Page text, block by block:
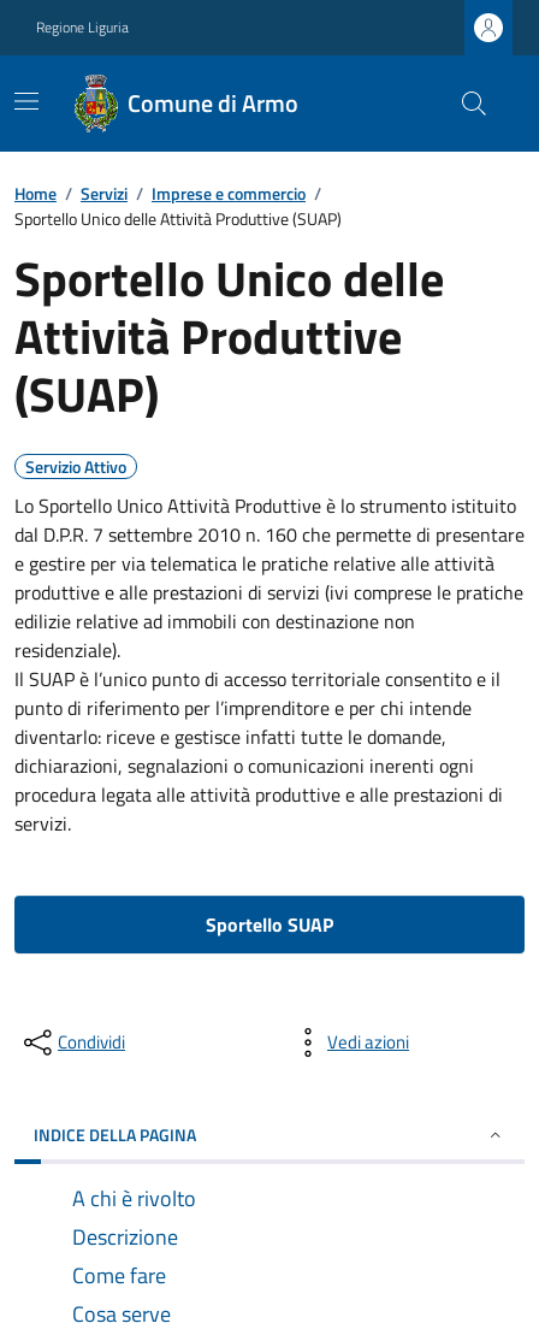
Regione Liguria
Comune di Armo
Home / Servizi / Imprese e commercio /
Sportello Unico delle Attività Produttive (SUAP)
Sportello Unico delle
Attività Produttive
(SUAP)
Servizio Attivo
Lo Sportello Unico Attività Produttive è lo strumento istituito
dal D.P.R. 7 settembre 2010 n. 160 che permette di presentare
e gestire per via telematica le pratiche relative alle attività
produttive e alle prestazioni di servizi (ivi comprese le pratiche
edilizie relative ad immobili con destinazione non
residenziale).
Il SUAP è l’unico punto di accesso territoriale consentito e il
punto di riferimento per l’imprenditore e per chi intende
diventarlo: riceve e gestisce infatti tutte le domande,
dichiarazioni, segnalazioni o comunicazioni inerenti ogni
procedura legata alle attività produttive e alle prestazioni di
servizi.
Sportello SUAP
Condividi Vedi azioni
INDICE DELLA PAGINA
A chi è rivolto
Descrizione
Come fare
Cosa serve